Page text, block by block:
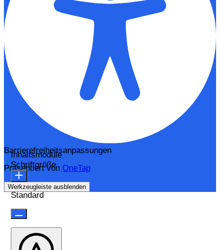
Barrierefreiheitsanpassungen
Präsentiert von OneTap
Werkzeugleiste ausblenden
Inhaltsmodule
Schriftgröße
Standard